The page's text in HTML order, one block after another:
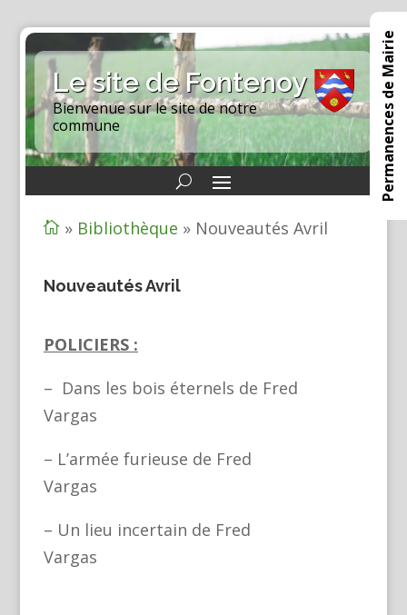
Le site de Fontenoy
Bienvenue sur le site de notre
commune
Permanences de Mairie
» Bibliothèque » Nouveautés Avril
Nouveautés Avril
POLICIERS :
– Dans les bois éternels de Fred
Vargas
– L’armée furieuse de Fred
Vargas
– Un lieu incertain de Fred
Vargas